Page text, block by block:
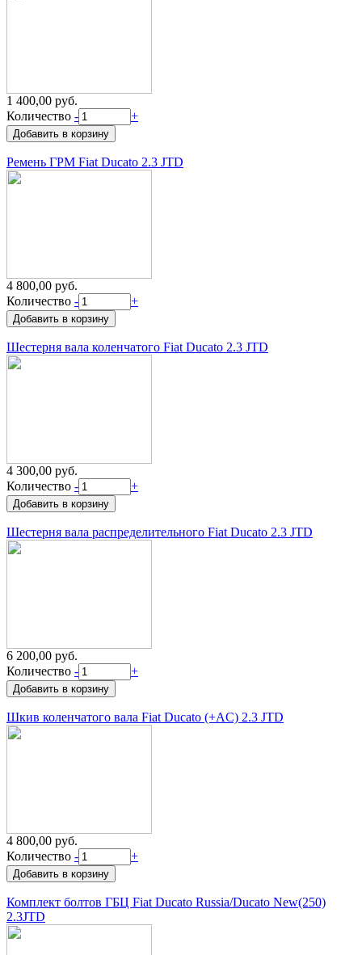
1 400,00 руб.
Количество - +
Ремень ГРМ Fiat Ducato 2.3 JTD
4 800,00 руб.
Количество - +
Шестерня вала коленчатого Fiat Ducato 2.3 JTD
4 300,00 руб.
Количество - +
Шестерня вала распределительного Fiat Ducato 2.3 JTD
6 200,00 руб.
Количество - +
Шкив коленчатого вала Fiat Ducato (+AC) 2.3 JTD
4 800,00 руб.
Количество - +
Комплект болтов ГБЦ Fiat Ducato Russia/Ducato New(250)
2.3JTD